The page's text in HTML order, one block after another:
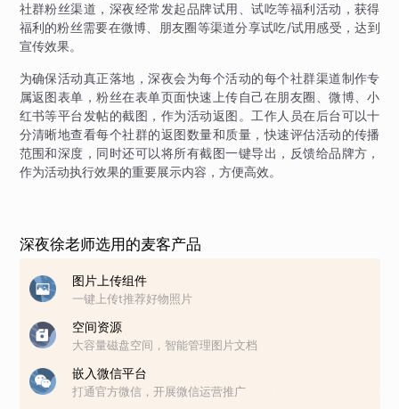
社群粉丝渠道，深夜经常发起品牌试用、试吃等福利活动，获得
福利的粉丝需要在微博、朋友圈等渠道分享试吃/试用感受，达到
宣传效果。
为确保活动真正落地，深夜会为每个活动的每个社群渠道制作专
属返图表单，粉丝在表单页面快速上传自己在朋友圈、微博、小
红书等平台发帖的截图，作为活动返图。工作人员在后台可以十
分清晰地查看每个社群的返图数量和质量，快速评估活动的传播
范围和深度，同时还可以将所有截图一键导出，反馈给品牌方，
作为活动执行效果的重要展示内容，方便高效。
深夜徐老师选用的麦客产品
图片上传组件
一键上传t推荐好物照片
空间资源
大容量磁盘空间，智能管理图片文档
嵌入微信平台
打通官方微信，开展微信运营推广